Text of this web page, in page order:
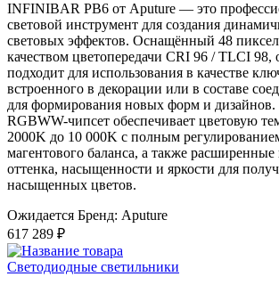
INFINIBAR PB6 от Aputure — это
световой инструмент для создания
световых эффектов. Оснащённый 48
качеством цветопередачи CRI 96 / TLCI 98,
подходит для использования в качестве
встроенного в декорации или в составе
для формирования новых форм и
RGBWW-чипсет обеспечивает цветовую
2000K до 10 000K с полным
магентового баланса, а также расширенные
оттенка, насыщенности и яркости для
насыщенных цветов.
Ожидается Бренд: Aputure
617 289 ₽
Светодиодные светильники